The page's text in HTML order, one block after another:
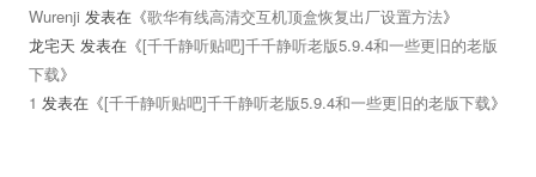
Wurenji 发表在《歌华有线高清交互机顶盒恢复出厂设置方法》
龙宅天 发表在《[千千静听贴吧]千千静听老版5.9.4和一些更旧的老版
下载》
1 发表在《[千千静听贴吧]千千静听老版5.9.4和一些更旧的老版下载》